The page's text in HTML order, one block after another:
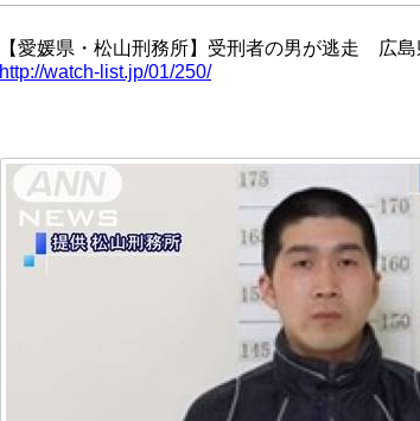
【愛媛県・松山刑務所】受刑者の男が逃走 広
http://watch-list.jp/01/250/